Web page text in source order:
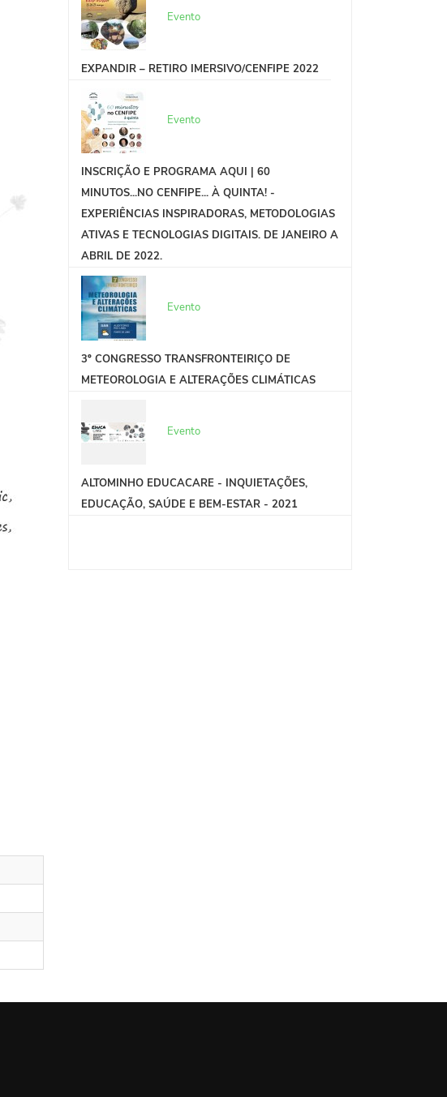
Evento
EXPANDIR – RETIRO IMERSIVO/CENFIPE 2022
Evento
INSCRIÇÃO E PROGRAMA AQUI | 60
MINUTOS...NO CENFIPE... À QUINTA! -
EXPERIÊNCIAS INSPIRADORAS, METODOLOGIAS
ATIVAS E TECNOLOGIAS DIGITAIS. DE JANEIRO A
ABRIL DE 2022.
Evento
3º CONGRESSO TRANSFRONTEIRIÇO DE
METEOROLOGIA E ALTERAÇÕES CLIMÁTICAS
Evento
ALTOMINHO EDUCACARE - INQUIETAÇÕES,
EDUCAÇÃO, SAÚDE E BEM-ESTAR - 2021